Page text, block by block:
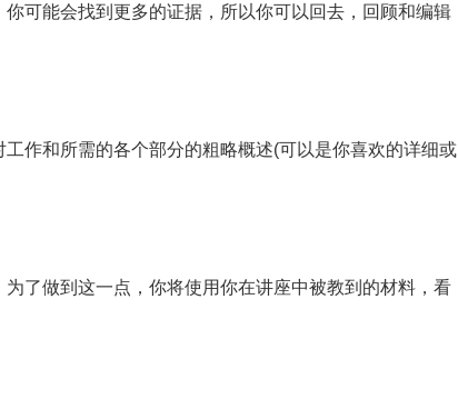
可能会找到更多的证据，所以你可以回去，回顾和编辑
作和所需的各个部分的粗略概述(可以是你喜欢的详细或
了做到这一点，你将使用你在讲座中被教到的材料，看